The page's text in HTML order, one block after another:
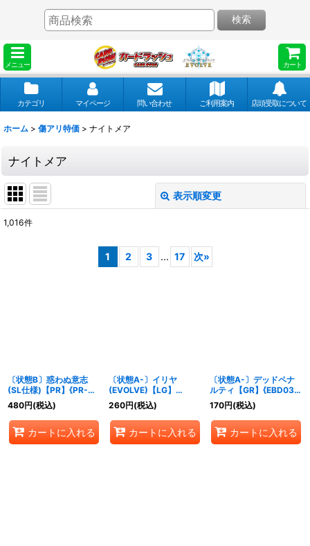
メニュー カート
検索
カテゴリ マイページ 問い合わせ ご利用案内 店頭受取について
ホーム > 傷アリ特価 > ナイトメア
ナイトメア
表示順変更
1,016件
1 2 3 ... 17 次»
〔状態B〕惑わぬ意志
(SL仕様)【PR】{PR-
379}《ナイトメア》
480円(税込)
カートに入れる
〔状態A-〕イリヤ
(EVOLVE)【LG】
{CP04-074}《ナイトメ
ア》
260円(税込)
カートに入れる
〔状態A-〕デッドペナ
ルティ【GR】{EBD03-
011}《ナイトメア》
170円(税込)
カートに入れる